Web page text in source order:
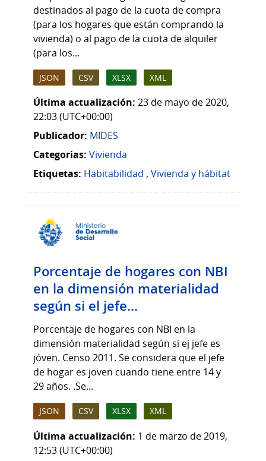
destinados al pago de la cuota de compra
(para los hogares que están comprando la
vivienda) o al pago de la cuota de alquiler
(para los...
JSON CSV XLSX XML
Última actualización: 23 de mayo de 2020,
22:03 (UTC+00:00)
Publicador: MIDES
Categorias: Vivienda
Etiquetas: Habitabilidad , Vivienda y hábitat
Porcentaje de hogares con NBI
en la dimensión materialidad
según si el jefe...
Porcentaje de hogares con NBI en la
dimensión materialidad según si ej jefe es
jóven. Censo 2011. Se considera que el jefe
de hogar es joven cuando tiene entre 14 y
29 años. .Se...
JSON CSV XLSX XML
Última actualización: 1 de marzo de 2019,
12:53 (UTC+00:00)